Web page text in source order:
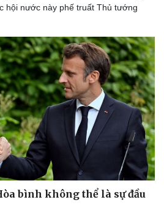
hội nước này phế truất Thủ tướng
bình không thể là sự đầu